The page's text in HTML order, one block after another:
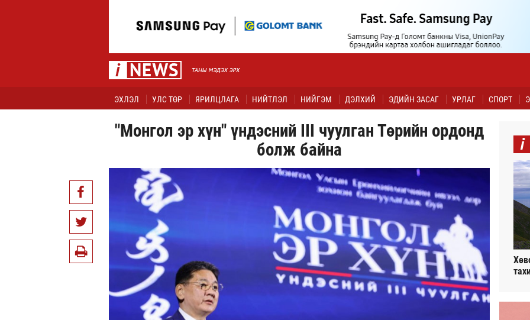
ЭХЛЭЛ УЛС ТӨР ЯРИЛЦЛАГА НИЙТЛЭЛ НИЙГЭМ ДЭЛХИЙ ЭДИЙН ЗАСАГ УРЛАГ СПОРТ
"Монгол эр хүн" үндэсний III чуулган Төрийн ордонд
болж байна
i